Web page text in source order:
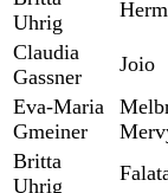
Uhrig
Claudia
Gassner
Joio
Eva-Maria
Gmeiner
Britta
Uhrig